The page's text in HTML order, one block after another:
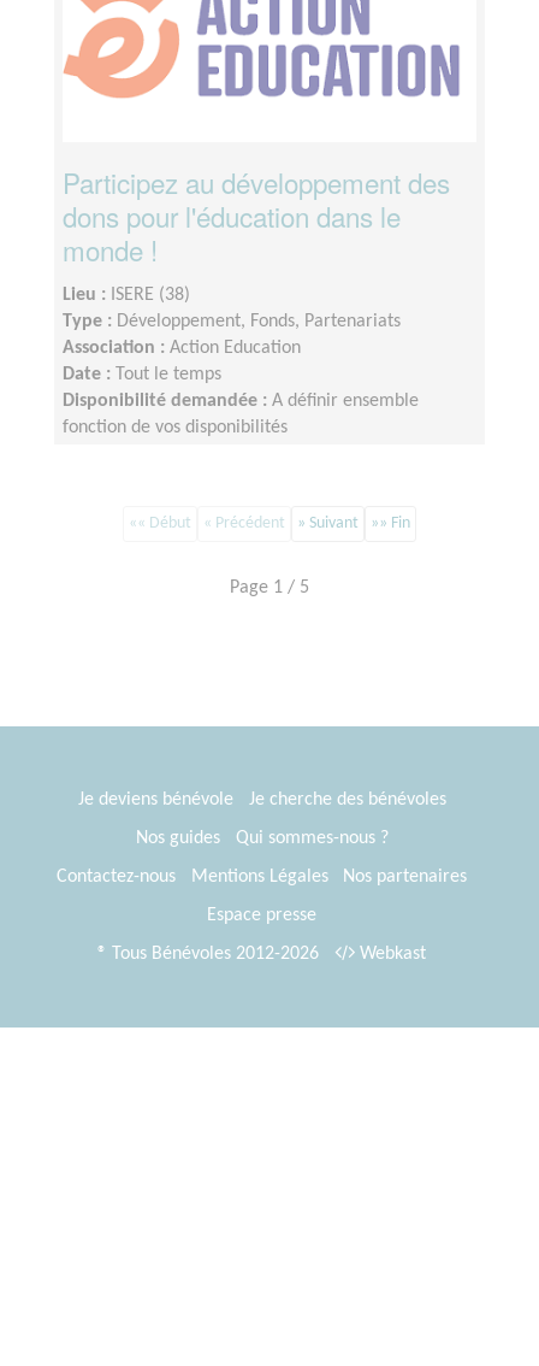
Participez au développement des
dons pour l'éducation dans le
monde !
Lieu : ISERE (38)
Type : Développement, Fonds, Partenariats
Association : Action Education
Date :
Tout le temps
Disponibilité demandée : A définir ensemble
fonction de vos disponibilités
«« Début « Précédent » Suivant »» Fin
Page 1 / 5
Je deviens bénévole
Je cherche des bénévoles
Nos guides
Qui sommes-nous ?
Contactez-nous
Mentions Légales
Nos partenaires
Espace presse
® Tous Bénévoles 2012-2026
Webkast